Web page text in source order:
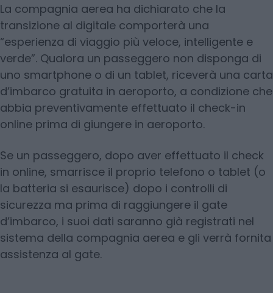
La compagnia aerea ha dichiarato che la
transizione al digitale comporterà una
“esperienza di viaggio più veloce, intelligente e
verde”. Qualora un passeggero non disponga di
uno smartphone o di un tablet, riceverà una carta
d’imbarco gratuita in aeroporto, a condizione che
abbia preventivamente effettuato il check-in
online prima di giungere in aeroporto.
Se un passeggero, dopo aver effettuato il check
in online, smarrisce il proprio telefono o tablet (o
la batteria si esaurisce) dopo i controlli di
sicurezza ma prima di raggiungere il gate
d’imbarco, i suoi dati saranno già registrati nel
sistema della compagnia aerea e gli verrà fornita
assistenza al gate.